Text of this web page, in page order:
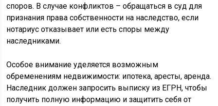
споров. В случае конфликтов – обращаться в суд для
признания права собственности на наследство, если
нотариус отказывает или есть споры между
наследниками.
Особое внимание уделяется возможным
обременениям недвижимости: ипотека, аресты, аренда.
Наследник должен запросить выписку из ЕГРН, чтобы
получить полную информацию и защитить себя от